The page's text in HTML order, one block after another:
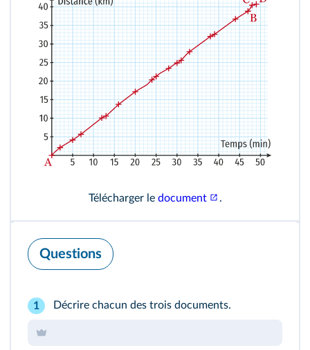
Télécharger le document .
Questions
1 Décrire chacun des trois documents.